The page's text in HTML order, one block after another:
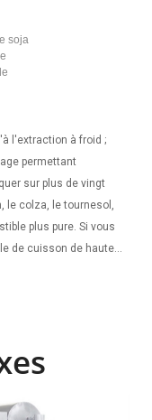
soja
l'extraction à froid ;
permettant
sur plus de vingt
le colza, le tournesol,
plus pure. Si vous
de cuisson de haute
! ABC Machinery
moulins à huile de